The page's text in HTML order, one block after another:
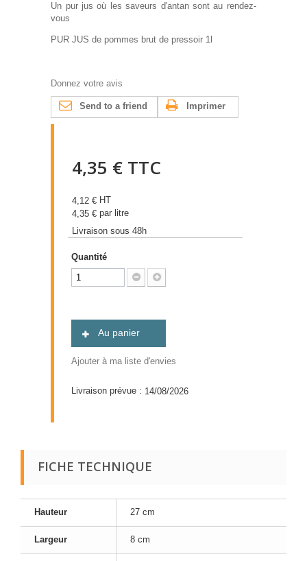
Un pur jus où les saveurs d'antan sont au rendez-
vous
PUR JUS de pommes brut de pressoir 1l
Donnez votre avis
Send to a friend Imprimer
4,35 € TTC
4,12 € HT
4,35 € par litre
Livraison sous 48h
Quantité
Au panier
Ajouter à ma liste d'envies
Livraison prévue : 14/08/2026
FICHE TECHNIQUE
Hauteur 27 cm
Largeur 8 cm